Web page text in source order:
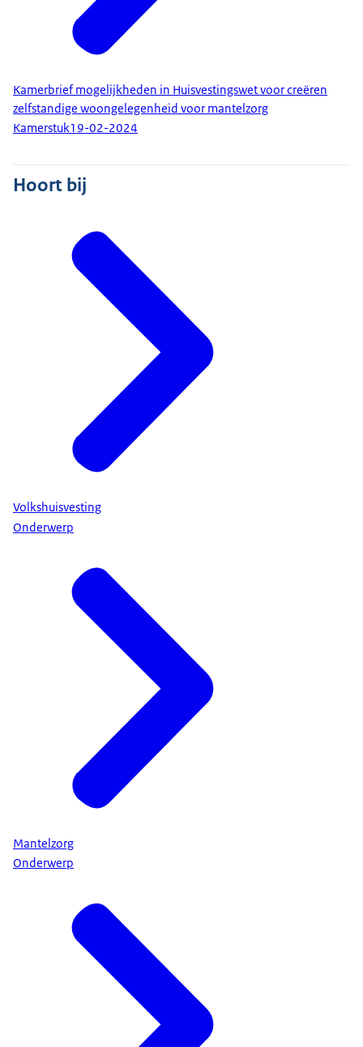
Kamerbrief mogelijkheden in Huisvestingswet voor creëren
zelfstandige woongelegenheid voor mantelzorg
Kamerstuk19-02-2024
Hoort bij
Volkshuisvesting
Onderwerp
Mantelzorg
Onderwerp